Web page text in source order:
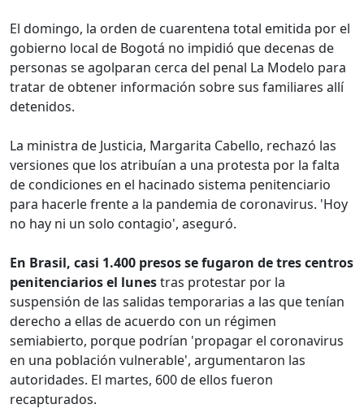
El domingo, la orden de cuarentena total emitida por el
gobierno local de Bogotá no impidió que decenas de
personas se agolparan cerca del penal La Modelo para
tratar de obtener información sobre sus familiares allí
detenidos.
La ministra de Justicia, Margarita Cabello, rechazó las
versiones que los atribuían a una protesta por la falta
de condiciones en el hacinado sistema penitenciario
para hacerle frente a la pandemia de coronavirus. 'Hoy
no hay ni un solo contagio', aseguró.
En Brasil, casi 1.400 presos se fugaron de tres centros
penitenciarios el lunestras protestar por la
suspensión de las salidas temporarias a las que tenían
derecho a ellas de acuerdo con un régimen
semiabierto, porque podrían 'propagar el coronavirus
en una población vulnerable', argumentaron las
autoridades. El martes, 600 de ellos fueron
recapturados.